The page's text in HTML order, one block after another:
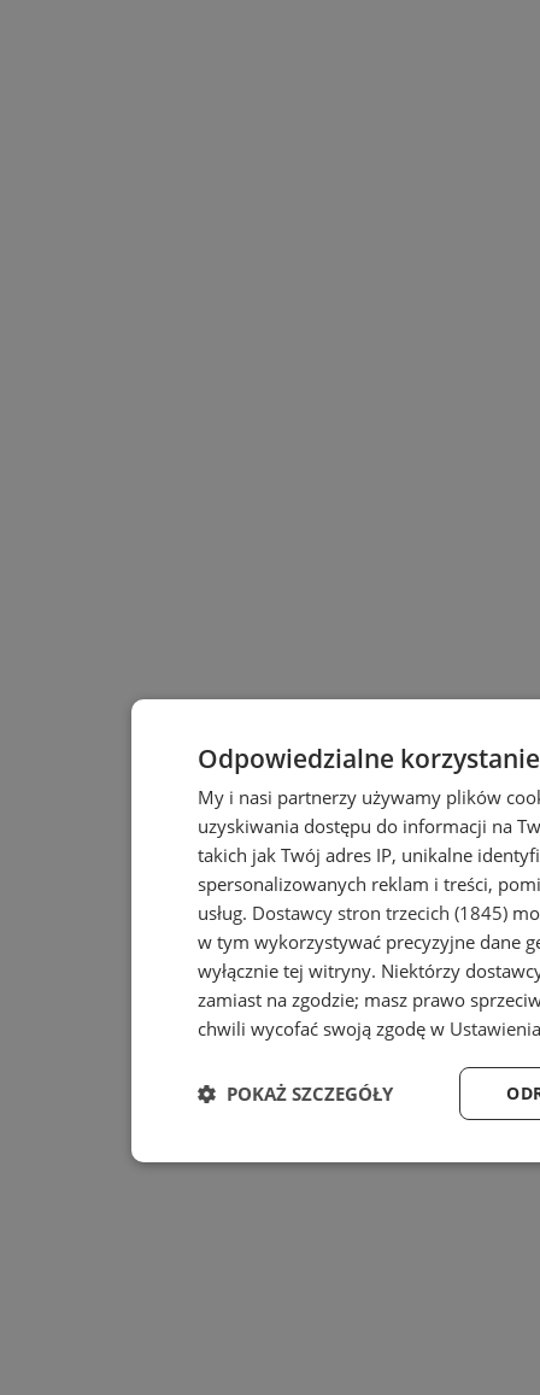
Odpowiedzialne
My i nasi partnerzy używamy plików
uzyskiwania dostępu do informacji na
takich jak Twój adres IP, unikalne
spersonalizowanych reklam i treści,
usług. Dostawcy stron trzecich (1845)
w tym wykorzystywać precyzyjne dane
wyłącznie tej witryny. Niektórzy
zamiast na zgodzie; masz prawo
chwili wycofać swoją zgodę w
POKAŻ SZCZEGÓŁY
Niezbędne Wydajność